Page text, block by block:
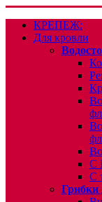
КРЕПЕЖ:
Для кровли
С
С
Грибки